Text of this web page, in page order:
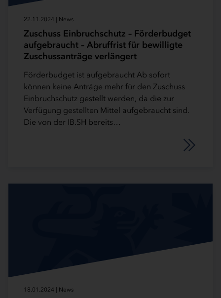
22.11.2024 | News
Zuschuss Einbruchschutz – Förderbudget
aufgebraucht – Abruffrist für bewilligte
Zuschussanträge verlängert
Förderbudget ist aufgebraucht Ab sofort
können keine Anträge mehr für den Zuschuss
Einbruchschutz gestellt werden, da die zur
Verfügung gestellten Mittel aufgebraucht sind.
Die von der IB.SH bereits…
18.01.2024 | News